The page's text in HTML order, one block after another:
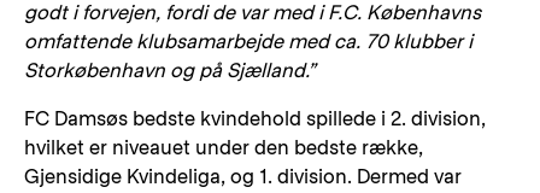
godt i forvejen, fordi de var med i F.C. Københavns
omfattende klubsamarbejde med ca. 70 klubber i
Storkøbenhavn og på Sjælland.”
FC Damsøs bedste kvindehold spillede i 2. division,
hvilket er niveauet under den bedste række,
Gjensidige Kvindeliga, og 1. division. Dermed var